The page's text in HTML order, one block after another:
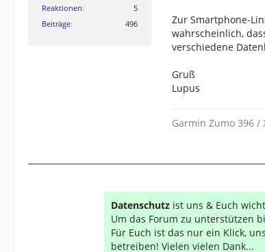
Reaktionen
5
Beiträge
496
Zur Smartphone-
wahrscheinlich,
verschiedene
Gruß
Lupus
Garmin Zumo 396 /
Datenschutz ist uns & Euch
Um das Forum zu unterstützen
Für Euch ist das nur ein Klick,
betreiben! Vielen vielen Dank...